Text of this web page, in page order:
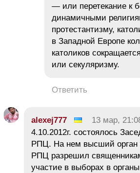
— или перетекание к
динамичными
протестантизму,
в Западной Европе
католиков
или секуляризму.
Ответить
alexej777 13 мар,
4.10.2012г. состоялось
РПЦ. На нем высший орган
РПЦ разрешил
участие в выборах в